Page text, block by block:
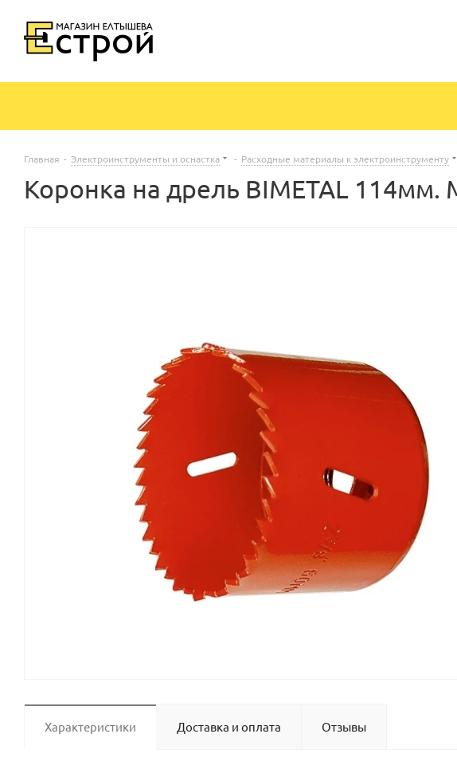
Главная - Электроинструменты и оснастка - Расходные материалы к электроинструменту
Коронка на дрель BIMETAL 114мм.
Характеристики Доставка и оплата Отзывы